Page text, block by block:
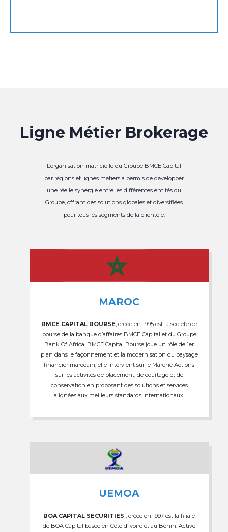
Ligne Métier Brokerage
L’organisation matricielle du Groupe BMCE Capital
par régions et lignes métiers a permis de développer
une réelle synergie entre les différentes entités du
Groupe, offrant des solutions globales et diversifiées
pour tous les segments de la clientèle.
MAROC
BMCE CAPITAL BOURSE , créée en 1995 est la société de
bourse de la banque d’affaires BMCE Capital et du Groupe
Bank Of Africa. BMCE Capital Bourse joue un rôle de 1er
plan dans le façonnement et la modernisation du paysage
financier marocain, elle intervient sur le Marché Actions
sur les activités de placement, de courtage et de
conservation en proposant des solutions et services
alignées aux meilleurs standards internationaux.
UEMOA
BOA CAPITAL SECURITIES , créée en 1997 est la filiale
de BOA Capital basée en Côte d’Ivoire et au Bénin. Active